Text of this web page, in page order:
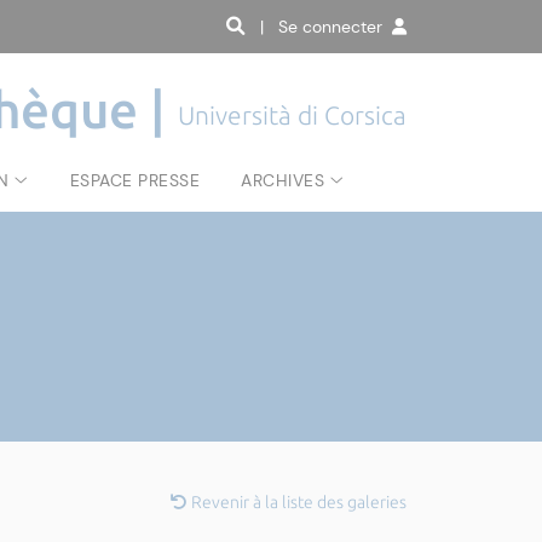
| Se connecter
| Università di Corsica
ESPACE PRESSE ARCHIVES
Revenir à la liste des galeries